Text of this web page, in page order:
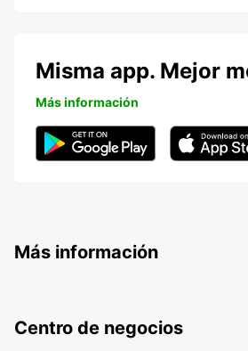
Misma app. Mejor
Más información
Más información
Centro de negocios